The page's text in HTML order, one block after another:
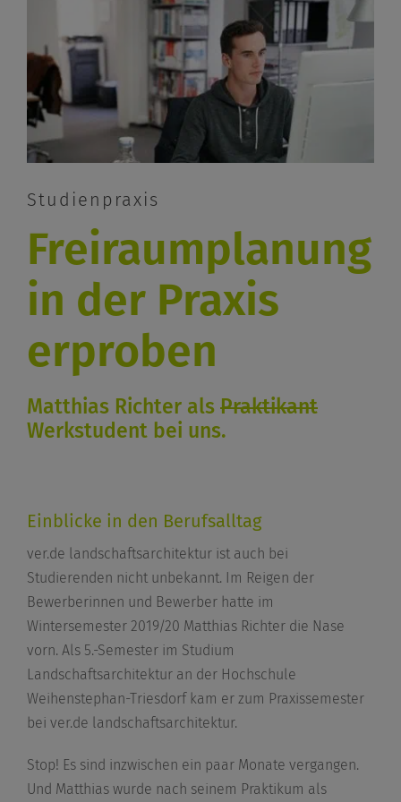
Studienpraxis
Freiraumplanung
in der Praxis
erproben
Matthias Richter als Praktikant
Werkstudent bei uns.
Einblicke in den Berufsalltag
ver.de landschaftsarchitektur ist auch bei
Studierenden nicht unbekannt. Im Reigen der
Bewerberinnen und Bewerber hatte im
Wintersemester 2019/20 Matthias Richter die Nase
vorn. Als 5.-Semester im Studium
Landschaftsarchitektur an der Hochschule
Weihenstephan-Triesdorf kam er zum Praxissemester
bei ver.de landschaftsarchitektur.
Stop! Es sind inzwischen ein paar Monate vergangen.
Und Matthias wurde nach seinem Praktikum als